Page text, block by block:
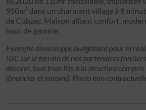
950m² dans un charmant village à 8
de Cubzac. Maison alliant confort,
haut de gamme.
Exemple d’enveloppe budgétaire pour la
IGC sur le terrain de nos partenaires
décorer, tous frais liés à la structure compris
(financier et notaire). Photo non